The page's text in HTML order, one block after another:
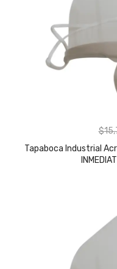
$
Tapaboca Industrial